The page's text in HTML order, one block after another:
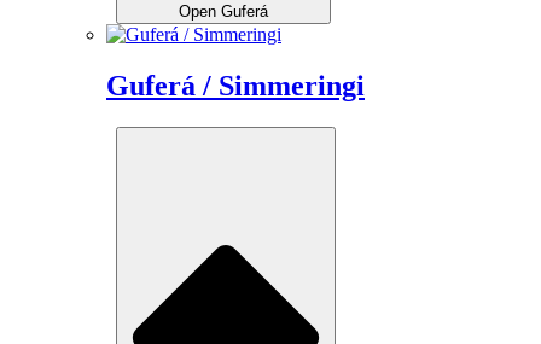
Open Guferá
Guferá / Simmeringi